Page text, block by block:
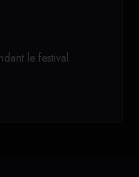
le festival.